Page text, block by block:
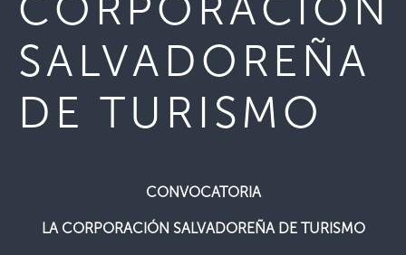
SALVADOREÑA
DE TURISMO
CONVOCATORIA
LA CORPORACIÓN SALVADOREÑA DE TURISMO